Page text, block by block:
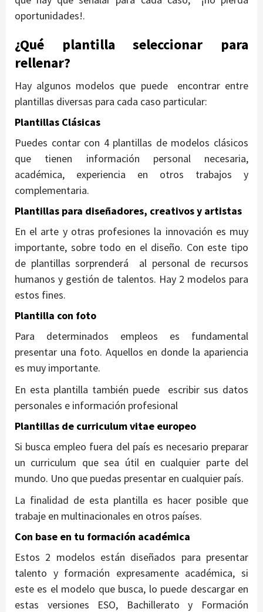
oportunidades!.
¿Qué plantilla seleccionar para
rellenar?
Hay algunos modelos que puede encontrar entre
plantillas diversas para cada caso particular:
Plantillas Clásicas
Puedes contar con 4 plantillas de modelos clásicos
que tienen información personal necesaria,
académica, experiencia en otros trabajos y
complementaria.
Plantillas para diseñadores, creativos y artistas
En el arte y otras profesiones la innovación es muy
importante, sobre todo en el diseño. Con este tipo
de plantillas sorprenderá al personal de recursos
humanos y gestión de talentos. Hay 2 modelos para
estos fines.
Plantilla con foto
Para determinados empleos es fundamental
presentar una foto. Aquellos en donde la apariencia
es muy importante.
En esta plantilla también puede escribir sus datos
personales e información profesional
Plantillas de curriculum vitae europeo
Si busca empleo fuera del país es necesario preparar
un curriculum que sea útil en cualquier parte del
mundo. Uno que puedas presentar en cualquier país.
La finalidad de esta plantilla es hacer posible que
trabaje en multinacionales en otros países.
Con base en tu formación académica
Estos 2 modelos están diseñados para presentar
talento y formación expresamente académica, si
este es el modelo que busca, lo puede descargar en
estas versiones ESO, Bachillerato y Formación